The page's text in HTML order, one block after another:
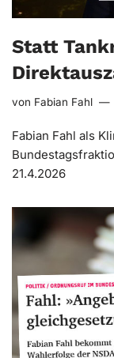
Statt
von Fabian Fahl
Fabian Fahl als
21.4.2026